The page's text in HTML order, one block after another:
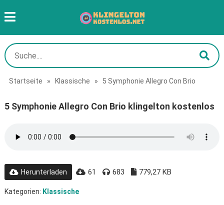
Startseite » Klassische » 5 Symphonie Allegro Con Brio
5 Symphonie Allegro Con Brio klingelton kostenlos
Herunterladen 61 683 779,27 KB
Kategorien: Klassische